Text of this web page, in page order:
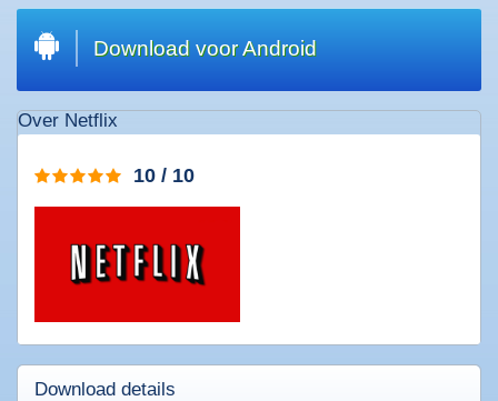
zoekt
u?
20
downloads
downloaden
Games
Muziek
downloaden
downloaden
Download voor Android
Over Netflix
10 / 10
Download details